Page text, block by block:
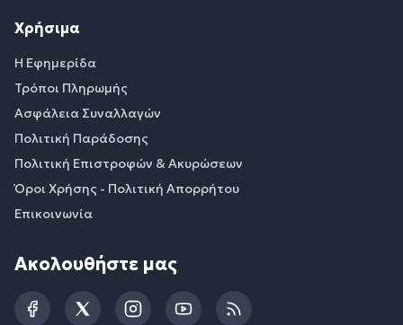
Χρήσιμα
Η Εφημερίδα
Τρόποι Πληρωμής
Ασφάλεια Συναλλαγών
Πολιτική Παράδοσης
Πολιτική Επιστροφών & Ακυρώσεων
Όροι Χρήσης - Πολιτική Απορρήτου
Επικοινωνία
Ακολουθήστε μας
FacebookTwitterInstagramYouTubeRSS